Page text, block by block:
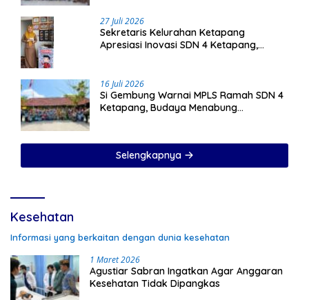
27 Juli 2026
Sekretaris Kelurahan Ketapang
Apresiasi Inovasi SDN 4 Ketapang,
16 Juli 2026
Si Gembung Warnai MPLS Ramah SDN 4
Ketapang, Budaya Menabung
Selengkapnya
Kesehatan
Informasi yang berkaitan dengan dunia kesehatan
1 Maret 2026
Agustiar Sabran Ingatkan Agar Anggaran
Kesehatan Tidak Dipangkas